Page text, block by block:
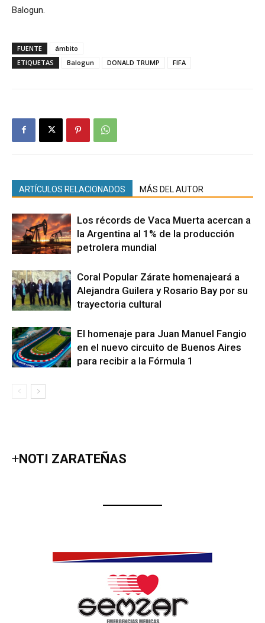
Balogun.
FUENTE
ámbito
ETIQUETAS
Balogun DONALD TRUMP FIFA
ARTÍCULOS RELACIONADOS MÁS DEL AUTOR
Los récords de Vaca Muerta acercan a
la Argentina al 1% de la producción
petrolera mundial
Coral Popular Zárate homenajeará a
Alejandra Guilera y Rosario Bay por su
trayectoria cultural
El homenaje para Juan Manuel Fangio
en el nuevo circuito de Buenos Aires
para recibir a la Fórmula 1
+NOTI ZARATEÑAS